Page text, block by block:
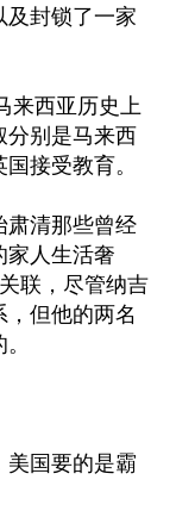
及封锁了一家
来西亚历史上
分别是马来西
接受教育。
肃清那些曾经
家人生活奢
联，尽管纳吉
但他的两名
美国要的是霸